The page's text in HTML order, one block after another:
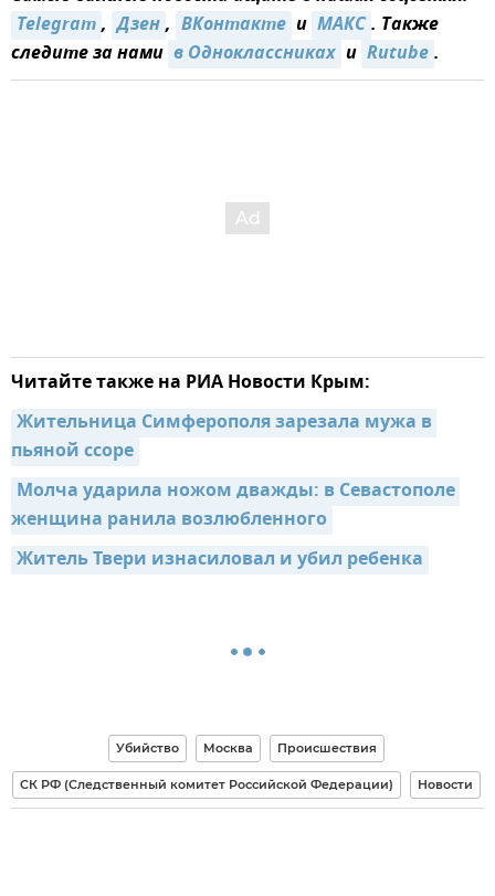
Telegram, Дзен, ВКонтакте и МАКС. Также
следите за нами в Одноклассниках и Rutube.
Читайте также на РИА Новости Крым:
Жительница Симферополя зарезала мужа в
пьяной ссоре
Молча ударила ножом дважды: в Севастополе
женщина ранила возлюбленного
Житель Твери изнасиловал и убил ребенка
Убийство Москва Происшествия
СК РФ (Следственный комитет Российской Федерации) Новости